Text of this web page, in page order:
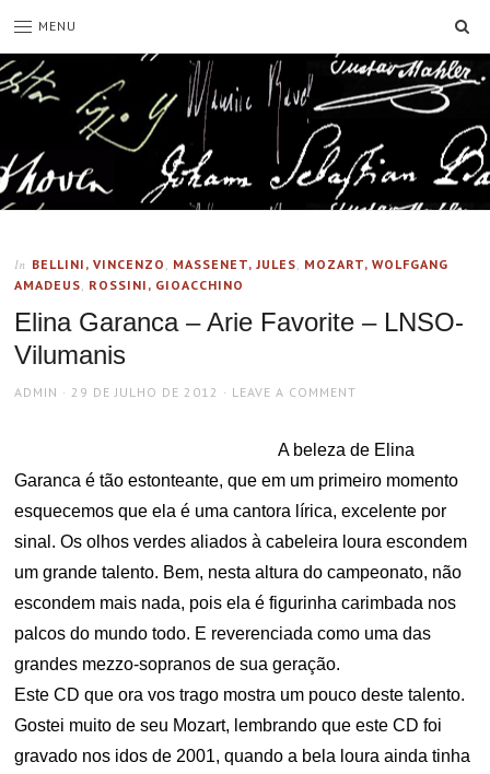
MENU
In BELLINI, VINCENZO , MASSENET, JULES, MOZART, WOLFGANG
AMADEUS, ROSSINI, GIOACCHINO
Elina Garanca – Arie Favorite – LNSO-
Vilumanis
AUTHOR
ADMIN
POSTED
29 DE JULHO DE 2012 LEAVE A COMMENT
A beleza de Elina
Garanca é tão estonteante, que em um primeiro momento
esquecemos que ela é uma cantora lírica, excelente por
sinal. Os olhos verdes aliados à cabeleira loura escondem
um grande talento. Bem, nesta altura do campeonato, não
escondem mais nada, pois ela é figurinha carimbada nos
palcos do mundo todo. E reverenciada como uma das
grandes mezzo-sopranos de sua geração.
Este CD que ora vos trago mostra um pouco deste talento.
Gostei muito de seu Mozart, lembrando que este CD foi
gravado nos idos de 2001, quando a bela loura ainda tinha